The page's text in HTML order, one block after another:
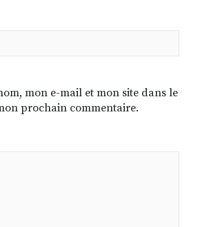
mon e-mail et mon site dans le
prochain commentaire.